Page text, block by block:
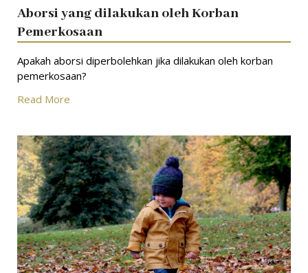
Aborsi yang dilakukan oleh Korban
Pemerkosaan
Apakah aborsi diperbolehkan jika dilakukan oleh korban
pemerkosaan?
Read More